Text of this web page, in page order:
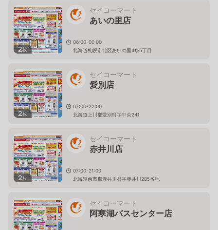
2枚
セイコーマート
あいの里店
06:00-00:00
北海道札幌市北区あいの里4条5丁目
2枚
セイコーマート
愛別店
07:00-22:00
北海道上川郡愛別町字中央241
2枚
セイコーマート
赤井川店
07:00-21:00
北海道余市郡赤井川村字赤井川285番地
セイコーマート
阿寒湖バスセンター店